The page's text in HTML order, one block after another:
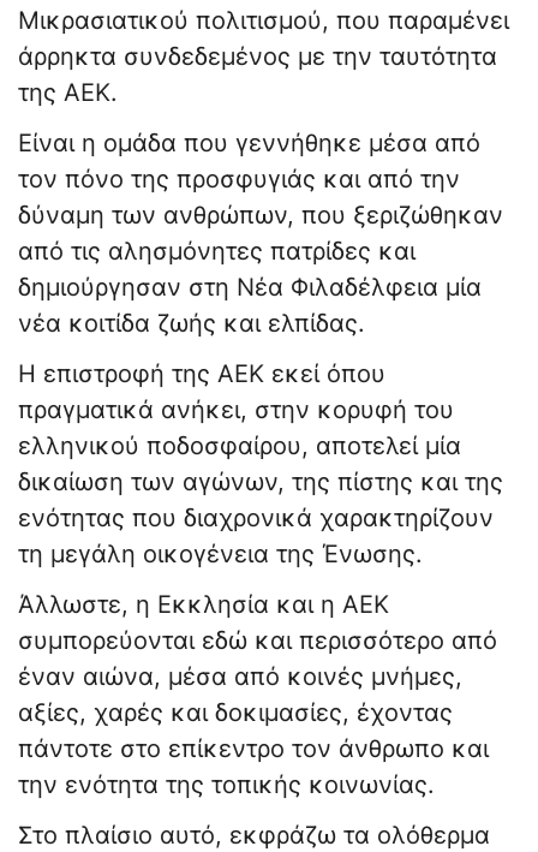
Μικρασιατικού πολιτισμού, που παραμένει
άρρηκτα συνδεδεμένος με την ταυτότητα
της ΑΕΚ.
Είναι η ομάδα που γεννήθηκε μέσα από
τον πόνο της προσφυγιάς και από την
δύναμη των ανθρώπων, που ξεριζώθηκαν
από τις αλησμόνητες πατρίδες και
δημιούργησαν στη Νέα Φιλαδέλφεια μία
νέα κοιτίδα ζωής και ελπίδας.
Η επιστροφή της ΑΕΚ εκεί όπου
πραγματικά ανήκει, στην κορυφή του
ελληνικού ποδοσφαίρου, αποτελεί μία
δικαίωση των αγώνων, της πίστης και της
ενότητας που διαχρονικά χαρακτηρίζουν
τη μεγάλη οικογένεια της Ένωσης.
Άλλωστε, η Εκκλησία και η ΑΕΚ
συμπορεύονται εδώ και περισσότερο από
έναν αιώνα, μέσα από κοινές μνήμες,
αξίες, χαρές και δοκιμασίες, έχοντας
πάντοτε στο επίκεντρο τον άνθρωπο και
την ενότητα της τοπικής κοινωνίας.
Στο πλαίσιο αυτό, εκφράζω τα ολόθερμα